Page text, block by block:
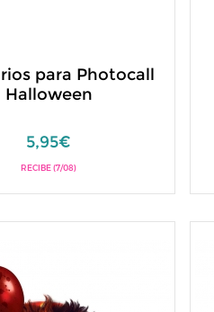
para Photocall
Halloween
5,95€
RECIBE (7/08)